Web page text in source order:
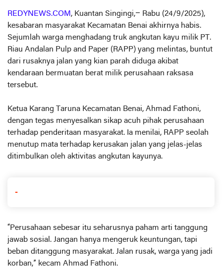
REDYNEWS.COM, Kuantan Singingi,– Rabu (24/9/2025),
kesabaran masyarakat Kecamatan Benai akhirnya habis.
Sejumlah warga menghadang truk angkutan kayu milik PT.
Riau Andalan Pulp and Paper (RAPP) yang melintas, buntut
dari rusaknya jalan yang kian parah diduga akibat
kendaraan bermuatan berat milik perusahaan raksasa
tersebut.
Ketua Karang Taruna Kecamatan Benai, Ahmad Fathoni,
dengan tegas menyesalkan sikap acuh pihak perusahaan
terhadap penderitaan masyarakat. Ia menilai, RAPP seolah
menutup mata terhadap kerusakan jalan yang jelas-jelas
ditimbulkan oleh aktivitas angkutan kayunya.
-
“Perusahaan sebesar itu seharusnya paham arti tanggung
jawab sosial. Jangan hanya mengeruk keuntungan, tapi
beban ditanggung masyarakat. Jalan rusak, warga yang jadi
korban,” kecam Ahmad Fathoni.